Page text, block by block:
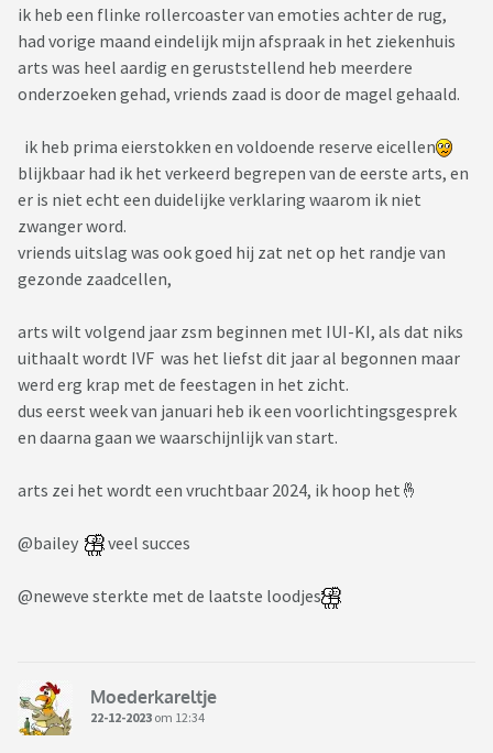
ik heb een flinke rollercoaster van emoties achter de rug,
had vorige maand eindelijk mijn afspraak in het ziekenhuis
arts was heel aardig en geruststellend heb meerdere
onderzoeken gehad, vriends zaad is door de magel gehaald.
ik heb prima eierstokken en voldoende reserve eicellen
blijkbaar had ik het verkeerd begrepen van de eerste arts, en
er is niet echt een duidelijke verklaring waarom ik niet
zwanger word.
vriends uitslag was ook goed hij zat net op het randje van
gezonde zaadcellen,
arts wilt volgend jaar zsm beginnen met IUI-KI, als dat niks
uithaalt wordt IVF was het liefst dit jaar al begonnen maar
werd erg krap met de feestagen in het zicht.
dus eerst week van januari heb ik een voorlichtingsgesprek
en daarna gaan we waarschijnlijk van start.
arts zei het wordt een vruchtbaar 2024, ik hoop het🤞
@bailey veel succes
@neweve sterkte met de laatste loodjes
Moederkareltje
22-12-2023 om 12:34